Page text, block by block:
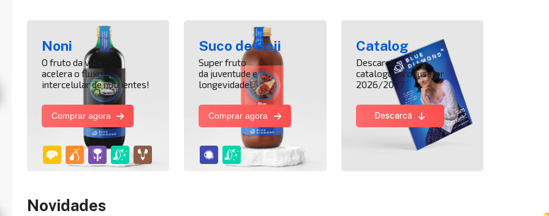
Noni
O fruto da vida –
acelera o fluxo
intercelular de nutrientes!
Comprar agora
Suco de Goji
Super fruto
da juventude e
longevidade!
Comprar agora
Catalog
Descarcă
catalogul produselor
2026/2027
Descarcă
Novidades